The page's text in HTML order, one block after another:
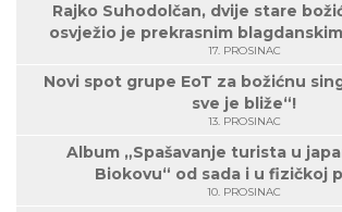
Rajko Suhodolčan, dvije stare
osvježio je prekrasnim
17. PROSINAC
Novi spot grupe EoT za božićnu
sve je bliže“!
13. PROSINAC
Album „Spašavanje turista u
Biokovu“ od sada i u fizičkoj
10. PROSINAC